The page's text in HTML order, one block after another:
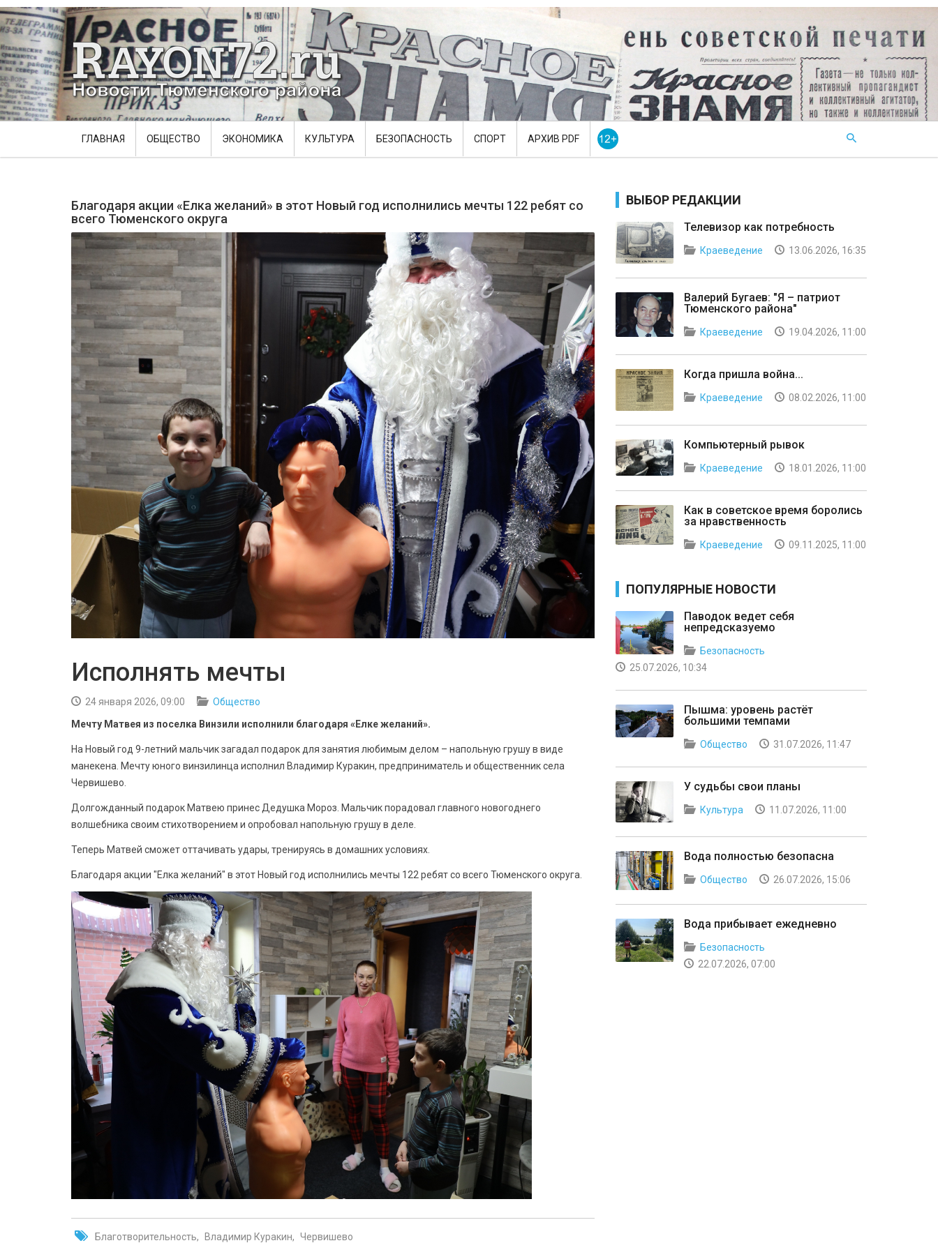
ГЛАВНАЯ ОБЩЕСТВО ЭКОНОМИКА КУЛЬТУРА БЕЗОПАСНОСТЬ СПОРТ АРХИВ PDF
Благодаря акции «Елка желаний» в этот Новый год исполнились мечты 122 ребят со
всего Тюменского округа
Исполнять мечты
24 января 2026, 09:00
Общество
Мечту Матвея из поселка Винзили исполнили благодаря «Елке желаний».
На Новый год 9-летний мальчик загадал подарок для занятия любимым делом – напольную грушу в виде
манекена. Мечту юного винзилинца исполнил Владимир Куракин, предприниматель и общественник села
Червишево.
Долгожданный подарок Матвею принес Дедушка Мороз. Мальчик порадовал главного новогоднего
волшебника своим стихотворением и опробовал напольную грушу в деле.
Теперь Матвей сможет оттачивать удары, тренируясь в домашних условиях.
Благодаря акции "Елка желаний" в этот Новый год исполнились мечты 122 ребят со всего Тюменского округа.
Благотворительность Владимир Куракин Червишево
ВЫБОР РЕДАКЦИИ
Телевизор как потребность
Краеведение 13.06.2026, 16:35
Валерий Бугаев: "Я – патриот
Тюменского района"
Краеведение 19.04.2026, 11:00
Когда пришла война...
Краеведение 08.02.2026, 11:00
Компьютерный рывок
Краеведение 18.01.2026, 11:00
Как в советское время боролись
за нравственность
Краеведение 09.11.2025, 11:00
ПОПУЛЯРНЫЕ НОВОСТИ
Паводок ведет себя
непредсказуемо
Безопасность
25.07.2026, 10:34
Пышма: уровень растёт
большими темпами
Общество 31.07.2026, 11:47
У судьбы свои планы
Культура 11.07.2026, 11:00
Вода полностью безопасна
Общество 26.07.2026, 15:06
Вода прибывает ежедневно
Безопасность
22.07.2026, 07:00